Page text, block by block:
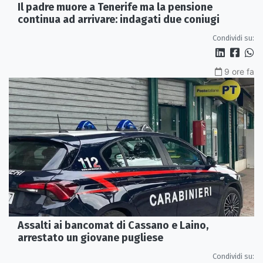
Il padre muore a Tenerife ma la pensione
continua ad arrivare: indagati due coniugi
Condividi su:
9 ore fa
Assalti ai bancomat di Cassano e Laino,
arrestato un giovane pugliese
Condividi su: